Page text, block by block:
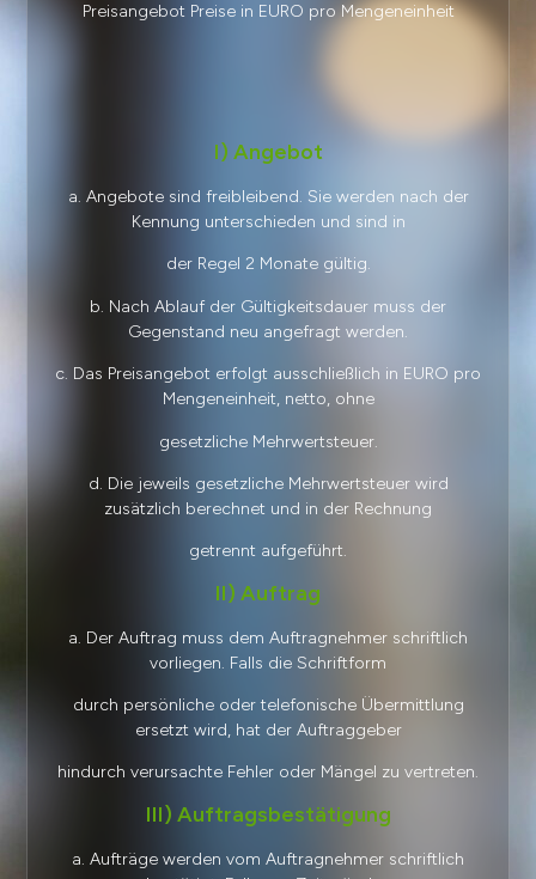
Preisangebot Preise in EURO pro Mengeneinheit
I) Angebot
a. Angebote sind freibleibend. Sie werden nach der
Kennung unterschieden und sind in
der Regel 2 Monate gültig.
b. Nach Ablauf der Gültigkeitsdauer muss der
Gegenstand neu angefragt werden.
c. Das Preisangebot erfolgt ausschließlich in EURO pro
Mengeneinheit, netto, ohne
gesetzliche Mehrwertsteuer.
d. Die jeweils gesetzliche Mehrwertsteuer wird
zusätzlich berechnet und in der Rechnung
getrennt aufgeführt.
II) Auftrag
a. Der Auftrag muss dem Auftragnehmer schriftlich
vorliegen. Falls die Schriftform
durch persönliche oder telefonische Übermittlung
ersetzt wird, hat der Auftraggeber
hindurch verursachte Fehler oder Mängel zu vertreten.
III) Auftragsbestätigung
a. Aufträge werden vom Auftragnehmer schriftlich